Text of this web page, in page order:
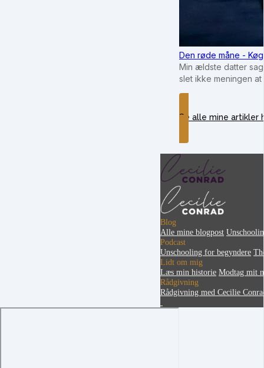
Den røde måne -
Min ældste datter
slet ikke meningen
Se alle mine artikler
Blog
Alle mine blogpost
Podcast
Unschooling for begyndere
Lidt om mig
Læs min historie Modtag mit
Rådgivning
Rådgivning med Cecilie